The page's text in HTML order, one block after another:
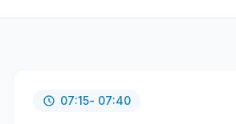
07:15- 07:40